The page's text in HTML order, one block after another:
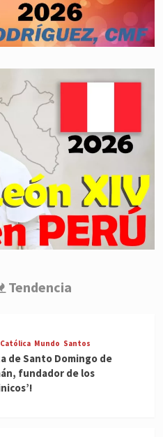
Tendencia
Mundo Santos
de Santo Domingo de
fundador de los